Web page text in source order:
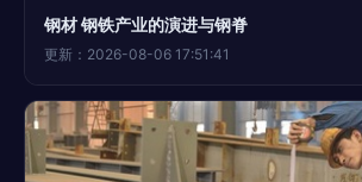
钢材 钢铁产业的演进与钢脊
更新：2026-08-06 17:51:41